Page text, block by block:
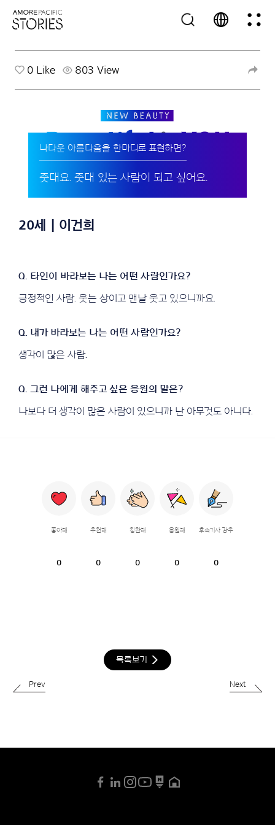
0 Like 803 View
나다운 아름다움을 한마디로 표현하면?
줏대요. 줏대 있는 사람이 되고 싶어요.
20세 | 이건희
긍정적인 사람. 웃는 상이고 맨날 웃고 있으니까요.
생각이 많은 사람.
나보다 더 생각이 많은 사람이 있으니까 난 아무것도 아니다.
좋아해
0
추천해
0
칭찬해
0
응원해
0
후속기사 강추
0
목록보기
Prev Next